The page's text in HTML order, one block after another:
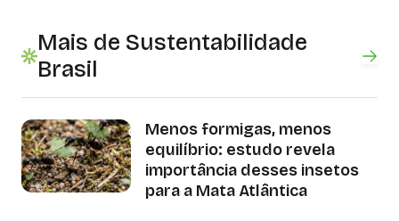
Mais de Sustentabilidade
Brasil
Menos formigas, menos
equilíbrio: estudo revela
importância desses insetos
para a Mata Atlântica